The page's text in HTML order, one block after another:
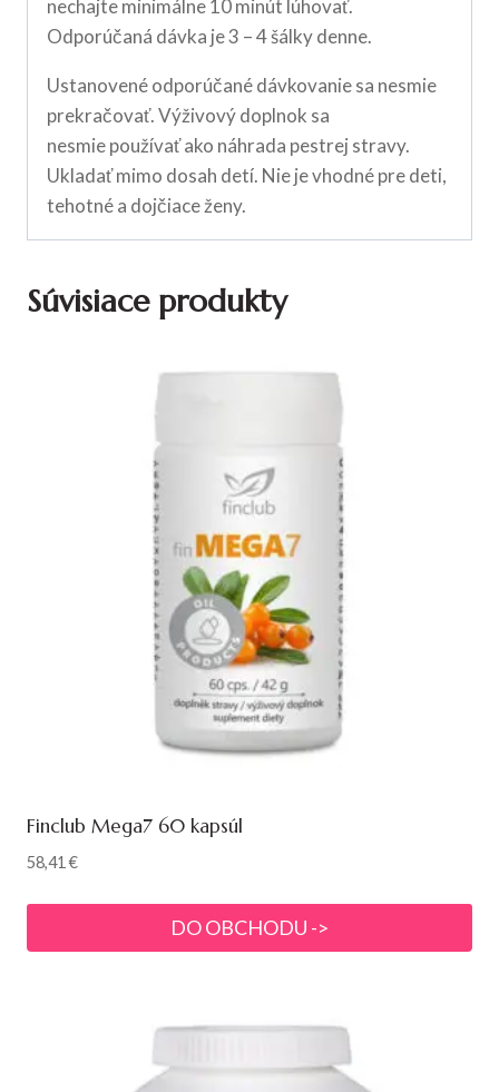
nechajte minimálne 10 minút lúhovať.
Odporúčaná dávka je 3 – 4 šálky denne.
Ustanovené odporúčané dávkovanie sa nesmie
prekračovať. Výživový doplnok sa
nesmie používať ako náhrada pestrej stravy.
Ukladať mimo dosah detí. Nie je vhodné pre deti,
tehotné a dojčiace ženy.
Súvisiace produkty
Finclub Mega7 60 kapsúl
58,41€
DO OBCHODU ->